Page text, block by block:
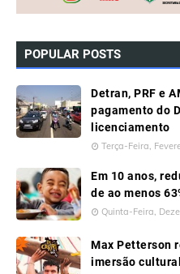
POPULAR POSTS
Detran, PRF e
pagamento do
licenciamento
Terça-Feira,
Em 10 anos,
de ao menos
Quinta-Feira,
Max Petterson
imersão